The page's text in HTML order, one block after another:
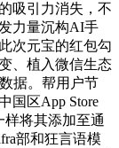
吸引力消失，不
力量沉构AI手
次元宝的红包勾
、植入微信生态
据。帮用户节
国区App Store
将其添加至通
部和狂言语模